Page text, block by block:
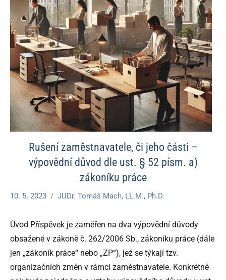
Rušení zaměstnavatele, či jeho části –
výpovědní důvod dle ust. § 52 písm. a)
zákoníku práce
10. 5. 2023 JUDr. Tomáš Mach, LL.M., Ph.D.
Úvod Příspěvek je zaměřen na dva výpovědní důvody
obsažené v zákoně č. 262/2006 Sb., zákoníku práce (dále
jen „zákoník práce“ nebo „ZP“), jež se týkají tzv.
organizačních změn v rámci zaměstnavatele. Konkrétně